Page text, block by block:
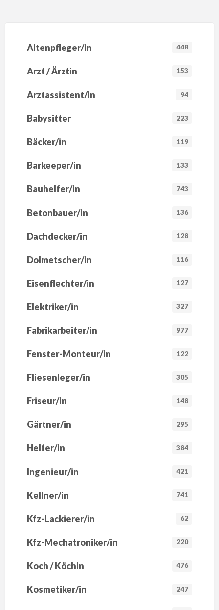
Altenpfleger/in 448
Arzt / Ärztin 153
Arztassistent/in 94
Babysitter 223
Bäcker/in 119
Barkeeper/in 133
Bauhelfer/in 743
Betonbauer/in 136
Dachdecker/in 128
Dolmetscher/in 116
Eisenflechter/in 127
Elektriker/in 327
Fabrikarbeiter/in 977
Fenster-Monteur/in 122
Fliesenleger/in 305
Friseur/in 148
Gärtner/in 295
Helfer/in 384
Ingenieur/in 421
Kellner/in 741
Kfz-Lackierer/in 62
Kfz-Mechatroniker/in 220
Koch / Köchin 476
Kosmetiker/in 247